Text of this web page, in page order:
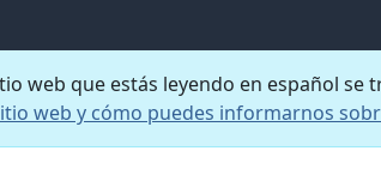
web que estás leyendo en español se
web y cómo puedes informarnos